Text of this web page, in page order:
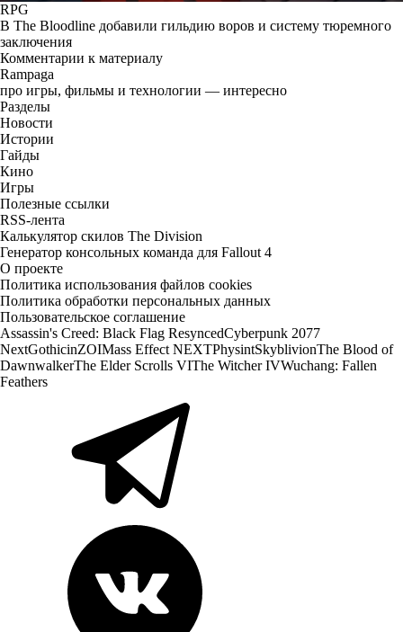
RPG
В The Bloodline добавили гильдию воров и систему тюремного
заключения
Комментарии к материалу
Rampaga
про игры, фильмы и технологии — интересно
Разделы
Новости
Истории
Гайды
Кино
Игры
Полезные ссылки
RSS-лента
Калькулятор скилов The Division
Генератор консольных команда для Fallout 4
О проекте
Политика использования файлов cookies
Политика обработки персональных данных
Пользовательское соглашение
Assassin's Creed: Black Flag ResyncedCyberpunk 2077
NextGothicinZOIMass Effect NEXTPhysintSkyblivionThe Blood of
DawnwalkerThe Elder Scrolls VIThe Witcher IVWuchang: Fallen
Feathers